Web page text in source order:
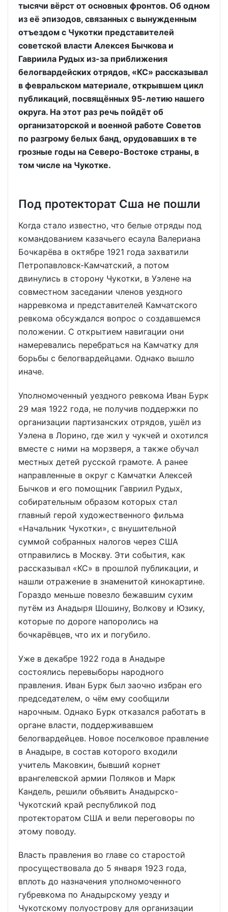
тысячи вёрст от основных фронтов. Об одном
из её эпизодов, связанных с вынужденным
отъездом с Чукотки представителей
советской власти Алексея Бычкова и
Гавриила Рудых из-за приближения
белогвардейских отрядов, «КС» рассказывал
в февральском материале, открывшем цикл
публикаций, посвящённых 95-летию нашего
округа. На этот раз речь пойдёт об
организаторской и военной работе Советов
по разгрому белых банд, орудовавших в те
грозные годы на Северо-Востоке страны, в
том числе на Чукотке.
Под протекторат Сша не пошли
Когда стало известно, что белые отряды под
командованием казачьего есаула Валериана
Бочкарёва в октябре 1921 года захватили
Петропавловск-Камчатский, а потом
двинулись в сторону Чукотки, в Уэлене на
совместном заседании членов уездного
нарревкома и представителей Камчатского
ревкома обсуждался вопрос о создавшемся
положении. С открытием навигации они
намеревались перебраться на Камчатку для
борьбы с белогвардейцами. Однако вышло
иначе.
Уполномоченный уездного ревкома Иван Бурк
29 мая 1922 года, не получив поддержки по
организации партизанских отрядов, ушёл из
Уэлена в Лорино, где жил у чукчей и охотился
вместе с ними на морзверя, а также обучал
местных детей русской грамоте. А ранее
направленные в округ с Камчатки Алексей
Бычков и его помощник Гавриил Рудых,
собирательным образом которых стал
главный герой художественного фильма
«Начальник Чукотки», с внушительной
суммой собранных налогов через США
отправились в Москву. Эти события, как
рассказывал «КС» в прошлой публикации, и
нашли отражение в знаменитой кинокартине.
Гораздо меньше повезло бежавшим сухим
путём из Анадыря Шошину, Волкову и Юзику,
которые по дороге напоролись на
бочкарёвцев, что их и погубило.
Уже в декабре 1922 года в Анадыре
состоялись перевыборы народного
правления. Иван Бурк был заочно избран его
председателем, о чём ему сообщили
нарочным. Однако Бурк отказался работать в
органе власти, поддерживавшем
белогвардейцев. Новое поселковое правление
в Анадыре, в состав которого входили
учитель Маковкин, бывший корнет
врангелевской армии Поляков и Марк
Кандель, решили объявить Анадырско-
Чукотский край республикой под
протекторатом США и вели переговоры по
этому поводу.
Власть правления во главе со старостой
просуществовала до 5 января 1923 года,
вплоть до назначения уполномоченного
губревкома по Анадырскому уезду и
Чукотскому полуострову для организации